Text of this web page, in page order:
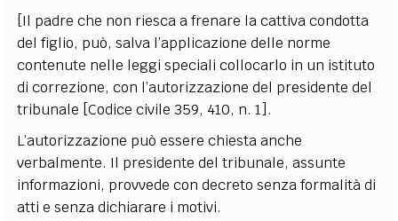
[Il padre che non riesca a frenare la cattiva condotta
del figlio, può, salva l’applicazione delle norme
contenute nelle leggi speciali collocarlo in un istituto
di correzione, con l’autorizzazione del presidente del
tribunale [Codice civile 359, 410, n. 1].
L’autorizzazione può essere chiesta anche
verbalmente. Il presidente del tribunale, assunte
informazioni, provvede con decreto senza formalità di
atti e senza dichiarare i motivi.